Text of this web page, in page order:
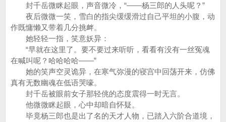
封千岳微眯起眼，声音微冷，“——杨三郎的人头呢？”
夜后微微一笑，雪白的指尖缓缓滑过自己平坦的小腹，动
作既慵懒又带着几分挑衅。
她轻轻一指，笑意妖异：
“早就在这里了。要不要过来听听，看看有没有一丝冤魂
在喊叫呢？哈哈哈哈——”
她的笑声空灵诡异，在寒气弥漫的寝宫中回荡开来，仿佛
真有无数幽魂在低语哭嚎。
封千岳被眼前女子那轻佻的态度震得一时无言。
他微微眯起眼，心中却暗自怀疑。
毕竟杨三郎也是出了名的天才人物，已踏入六阶合道境，